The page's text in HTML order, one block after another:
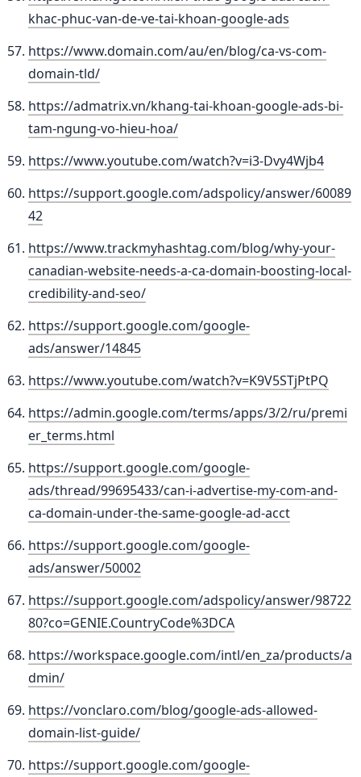
khac-phuc-van-de-ve-tai-khoan-google-ads
https://www.domain.com/au/en/blog/ca-vs-com-
domain-tld/
https://admatrix.vn/khang-tai-khoan-google-ads-bi-
tam-ngung-vo-hieu-hoa/
https://www.youtube.com/watch?v=i3-Dvy4Wjb4
https://support.google.com/adspolicy/answer/60089
42
https://www.trackmyhashtag.com/blog/why-your-
canadian-website-needs-a-ca-domain-boosting-local-
credibility-and-seo/
https://support.google.com/google-
ads/answer/14845
https://www.youtube.com/watch?v=K9V5STjPtPQ
https://admin.google.com/terms/apps/3/2/ru/premi
er_terms.html
https://support.google.com/google-
ads/thread/99695433/can-i-advertise-my-com-and-
ca-domain-under-the-same-google-ad-acct
https://support.google.com/google-
ads/answer/50002
https://support.google.com/adspolicy/answer/98722
80?co=GENIE.CountryCode%3DCA
https://workspace.google.com/intl/en_za/products/a
dmin/
https://vonclaro.com/blog/google-ads-allowed-
domain-list-guide/
https://support.google.com/google-